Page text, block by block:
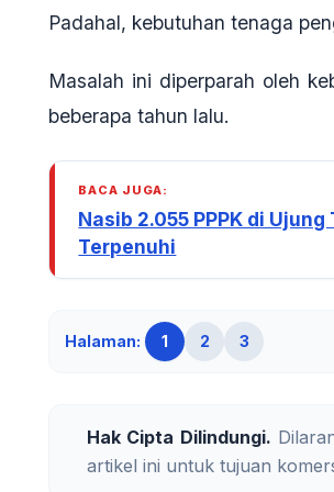
Padahal, kebutuhan tenaga
Masalah ini diperparah oleh
beberapa tahun lalu.
BACA JUGA:
Nasib 2.055 PPPK di
Terpenuhi
Halaman: 1 2 3
Hak Cipta Dilindungi.
artikel ini untuk tujuan